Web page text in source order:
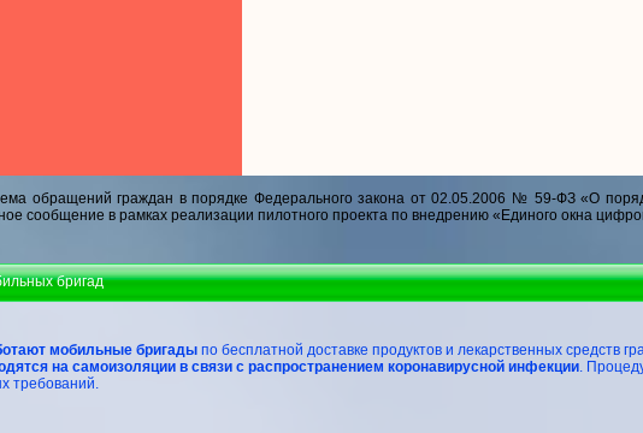
обращений граждан в порядке Федерального закона от 02.05.2006 № 59-ФЗ «О
сообщение в рамках реализации пилотного проекта по внедрению «Единого окна
бригад
мобильные бригадыпо бесплатной доставке продуктов и лекарственных средств
на самоизоляции в связи с распространением коронавирусной инфекции.
требований.